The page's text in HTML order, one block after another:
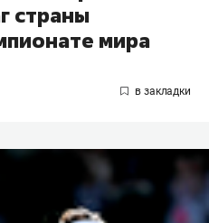
страны
мира